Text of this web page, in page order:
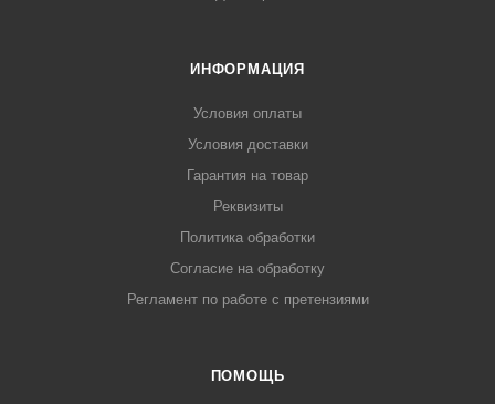
ИНФОРМАЦИЯ
Условия оплаты
Условия доставки
Гарантия на товар
Реквизиты
Политика обработки
Согласие на обработку
Регламент по работе с претензиями
ПОМОЩЬ